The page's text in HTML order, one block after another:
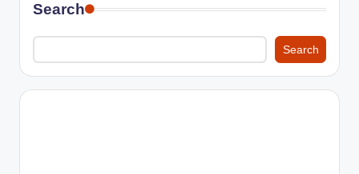
Search
Search